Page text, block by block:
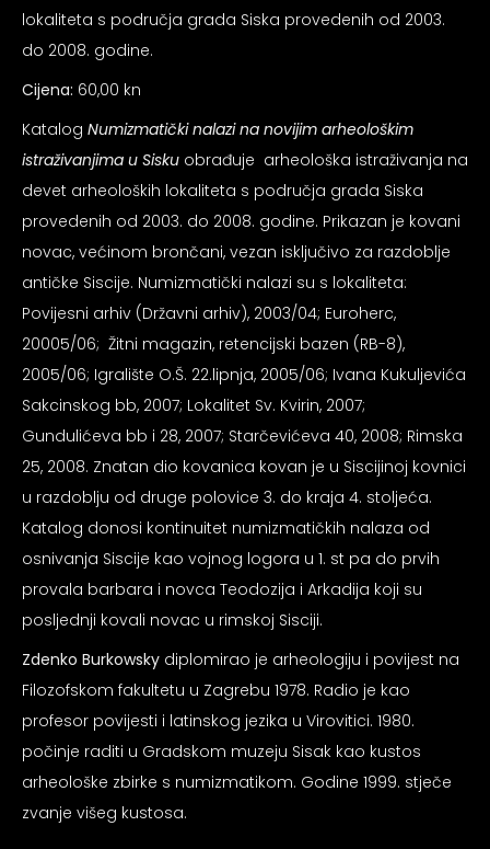
lokaliteta s područja grada Siska provedenih od 2003.
do 2008. godine.
Cijena: 60,00 kn
Katalog Numizmatički nalazi na novijim arheološkim
istraživanjima u Sisku obrađuje arheološka istraživanja na
devet arheoloških lokaliteta s područja grada Siska
provedenih od 2003. do 2008. godine. Prikazan je kovani
novac, većinom brončani, vezan isključivo za razdoblje
antičke Siscije. Numizmatički nalazi su s lokaliteta:
Povijesni arhiv (Državni arhiv), 2003/04; Euroherc,
20005/06; Žitni magazin, retencijski bazen (RB-8),
2005/06; Igralište O.Š. 22.lipnja, 2005/06; Ivana Kukuljevića
Sakcinskog bb, 2007; Lokalitet Sv. Kvirin, 2007;
Gundulićeva bb i 28, 2007; Starčevićeva 40, 2008; Rimska
25, 2008. Znatan dio kovanica kovan je u Siscijinoj kovnici
u razdoblju od druge polovice 3. do kraja 4. stoljeća.
Katalog donosi kontinuitet numizmatičkih nalaza od
osnivanja Siscije kao vojnog logora u 1. st pa do prvih
provala barbara i novca Teodozija i Arkadija koji su
posljednji kovali novac u rimskoj Sisciji.
Zdenko Burkowsky diplomirao je arheologiju i povijest na
Filozofskom fakultetu u Zagrebu 1978. Radio je kao
profesor povijesti i latinskog jezika u Virovitici. 1980.
počinje raditi u Gradskom muzeju Sisak kao kustos
arheološke zbirke s numizmatikom. Godine 1999. stječe
zvanje višeg kustosa.